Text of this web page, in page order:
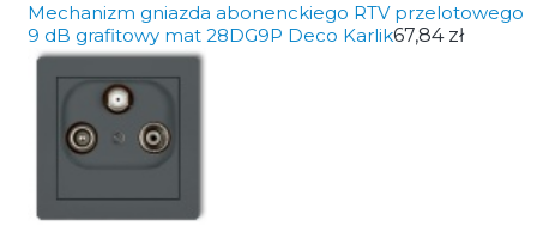
Mechanizm gniazda abonenckiego RTV przelotowego
9 dB grafitowy mat 28DG9P Deco Karlik67,84 zł